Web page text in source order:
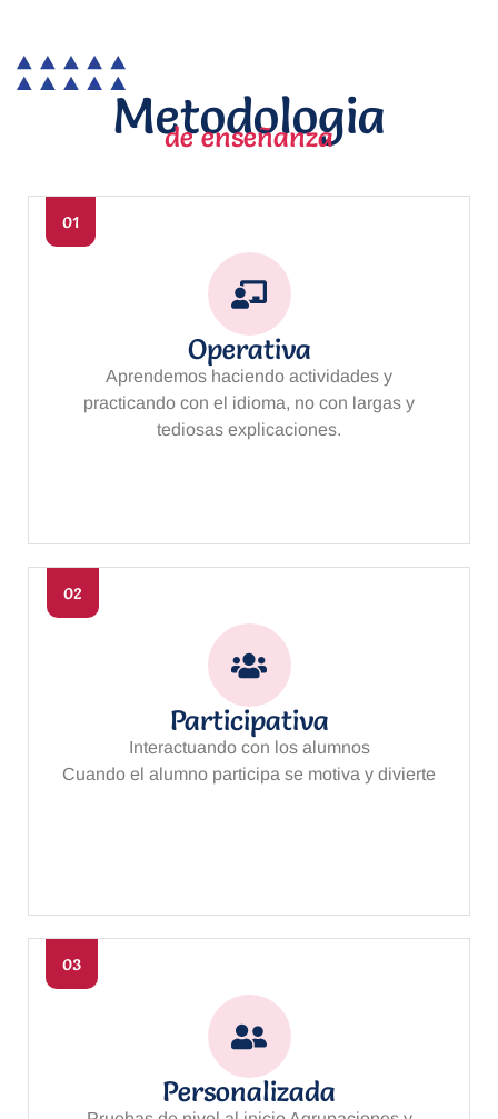
Metodologia
de enseñanza
01
Operativa
Aprendemos haciendo actividades y
practicando con el idioma, no con largas y
tediosas explicaciones.
02
Participativa
Interactuando con los alumnos
Cuando el alumno participa se motiva y divierte
03
Personalizada